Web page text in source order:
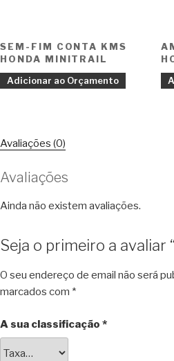
SEM-FIM CONTA KMS
HONDA MINITRAIL
Adicionar ao Orçamento
Avaliações (0)
Avaliações
Ainda não existem avaliações.
Seja o primeiro a avaliar
O seu endereço de email não será
marcados com *
A sua classificação *